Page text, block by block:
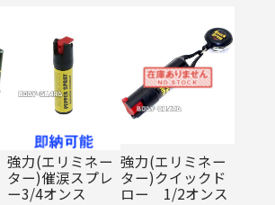
強力(エリミネー
ター)催涙スプレ
ー3/4オンス
強力(エリミネー
ター)クイックド
ロー 1/2オンス